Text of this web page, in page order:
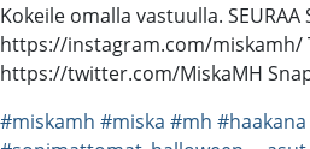
Kokeile omalla vastuulla. SEURAA
https://instagram.com/miskamh/
https://twitter.com/MiskaMH
#miskamh #miska #mh #haakana